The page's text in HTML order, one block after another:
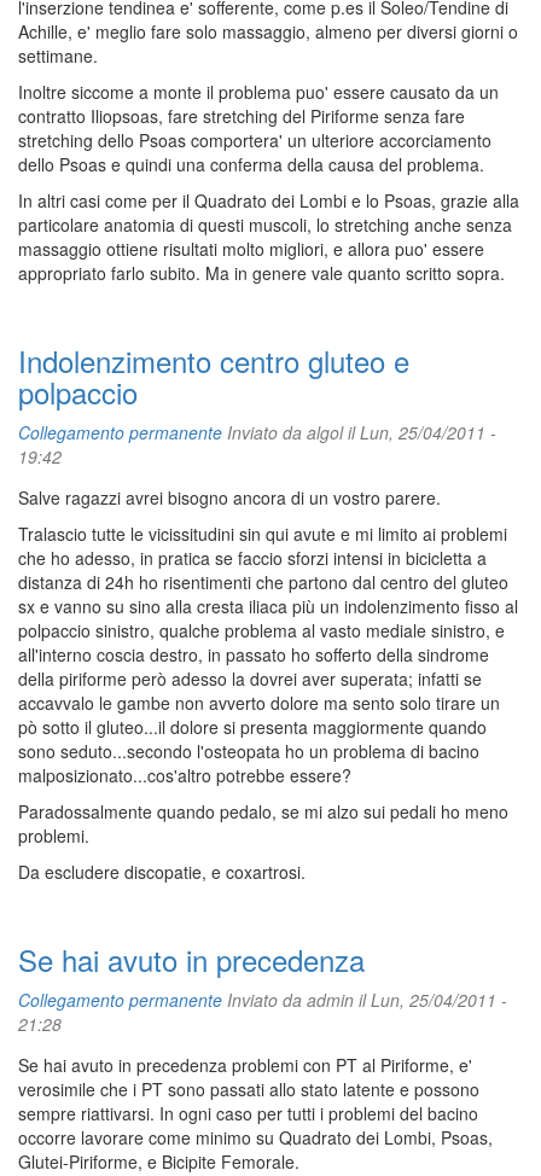
l'inserzione tendinea e' sofferente, come p.es il Soleo/Tendine di
Achille, e' meglio fare solo massaggio, almeno per diversi giorni o
settimane.
Inoltre siccome a monte il problema puo' essere causato da un
contratto Iliopsoas, fare stretching del Piriforme senza fare
stretching dello Psoas comportera' un ulteriore accorciamento
dello Psoas e quindi una conferma della causa del problema.
In altri casi come per il Quadrato dei Lombi e lo Psoas, grazie alla
particolare anatomia di questi muscoli, lo stretching anche senza
massaggio ottiene risultati molto migliori, e allora puo' essere
appropriato farlo subito. Ma in genere vale quanto scritto sopra.
Indolenzimento centro gluteo e
polpaccio
Collegamento permanente Inviato da algolil Lun, 25/04/2011 -
19:42
Salve ragazzi avrei bisogno ancora di un vostro parere.
Tralascio tutte le vicissitudini sin qui avute e mi limito ai problemi
che ho adesso, in pratica se faccio sforzi intensi in bicicletta a
distanza di 24h ho risentimenti che partono dal centro del gluteo
sx e vanno su sino alla cresta iliaca più un indolenzimento fisso al
polpaccio sinistro, qualche problema al vasto mediale sinistro, e
all'interno coscia destro, in passato ho sofferto della sindrome
della piriforme però adesso la dovrei aver superata; infatti se
accavvalo le gambe non avverto dolore ma sento solo tirare un
pò sotto il gluteo...il dolore si presenta maggiormente quando
sono seduto...secondo l'osteopata ho un problema di bacino
malposizionato...cos'altro potrebbe essere?
Paradossalmente quando pedalo, se mi alzo sui pedali ho meno
problemi.
Da escludere discopatie, e coxartrosi.
Se hai avuto in precedenza
Collegamento permanente Inviato da admin il Lun, 25/04/2011 -
21:28
Se hai avuto in precedenza problemi con PT al Piriforme, e'
verosimile che i PT sono passati allo stato latente e possono
sempre riattivarsi. In ogni caso per tutti i problemi del bacino
occorre lavorare come minimo su Quadrato dei Lombi, Psoas,
Glutei-Piriforme, e Bicipite Femorale.